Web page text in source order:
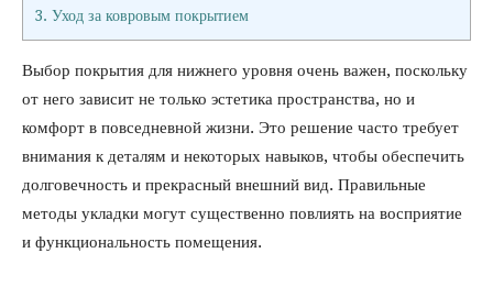
3. Уход за ковровым покрытием
Выбор покрытия для нижнего уровня очень важен, поскольку
от него зависит не только эстетика пространства, но и
комфорт в повседневной жизни. Это решение часто требует
внимания к деталям и некоторых навыков, чтобы обеспечить
долговечность и прекрасный внешний вид. Правильные
методы укладки могут существенно повлиять на восприятие
и функциональность помещения.